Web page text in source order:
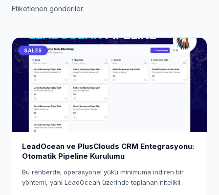
Etiketlenen gönderiler:
SALES
LeadOcean ve PlusClouds CRM Entegrasyonu:
Otomatik Pipeline Kurulumu
Bu rehberde; operasyonel yükü minimuma indiren bir
yöntemi, yani LeadOcean üzerinde toplanan nitelikli